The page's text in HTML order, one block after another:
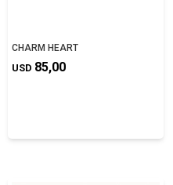
CHARM HEART
USD 85,00